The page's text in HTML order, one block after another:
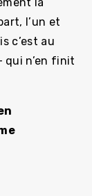
l’un et
c’est au
qui n’en finit